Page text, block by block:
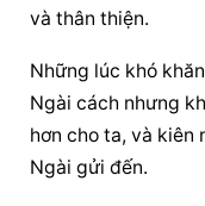
và thân thiện.
Những lúc khó
Ngài cách nhưng
hơn cho ta, và kiên
Ngài gửi đến.